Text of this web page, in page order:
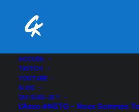
ACCUEIL
TWITCH
YOUTUBE
BLOG
QUI SUIS-JE ?
L’Asso #NSTG – Nous Sommes